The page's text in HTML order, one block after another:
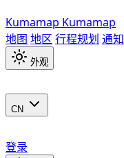
Kumamap Kumamap
地图 地区 行程规划 通知
外观
CN
登录